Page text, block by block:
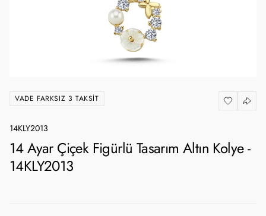
VADE FARKSIZ 3 TAKSIT
14KLY2013
14 Ayar Çiçek Figürlü Tasarım Altın Kolye -
14KLY2013